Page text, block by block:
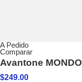
A Pedido
Comparar
Avantone MONDO
$249.00